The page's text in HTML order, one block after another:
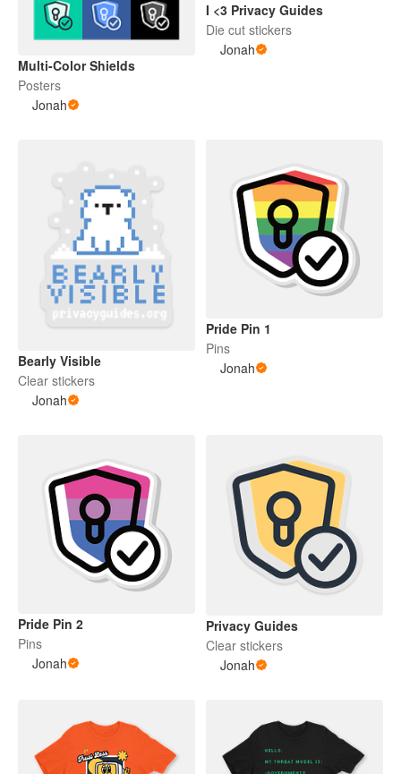
Multi-Color Shields
Posters
Jonah
I <3 Privacy Guides
Die cut stickers
Jonah
Bearly Visible
Clear stickers
Jonah
Pride Pin 1
Pins
Jonah
Pride Pin 2
Pins
Jonah
Privacy Guides
Clear stickers
Jonah